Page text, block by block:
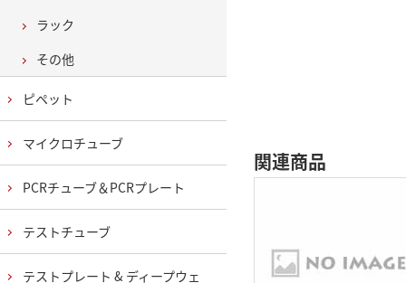
関連商品
ラック
その他
ピペット
マイクロチューブ
PCRチューブ＆PCRプレート
テストチューブ
テストプレート & ディープウェ